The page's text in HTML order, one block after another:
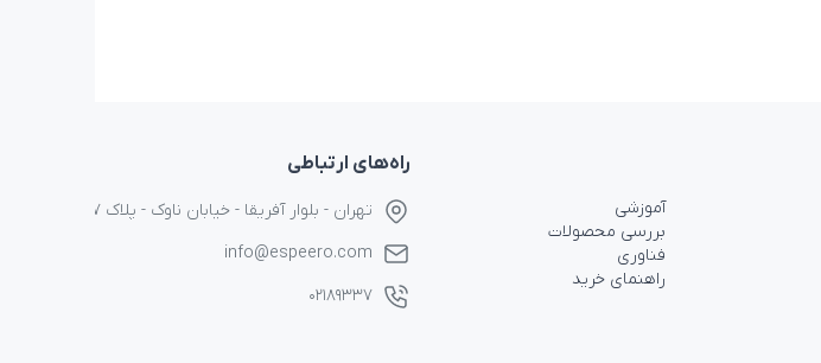
آموزشی
بررسی محصولات
فناوری
راهنمای خرید
راه‌های ارتباطی
تهران - بلوار آفریقا - خیابان ناوک - پلاک ۱۷
info@espeero.com
۰۲۱۸۹۳۳۷